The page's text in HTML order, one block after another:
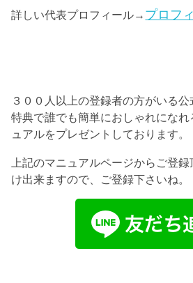
詳しい代表プロフィール→ プロフ
３００人以上の登録者の方がいる
特典で誰でも簡単におしゃれにな
ュアルをプレゼントしております。
上記のマニュアルページからご登
け出来ますので、ご登録下さいね。